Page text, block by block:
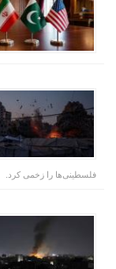
فلسطینی‌ها را زخمی کرد.